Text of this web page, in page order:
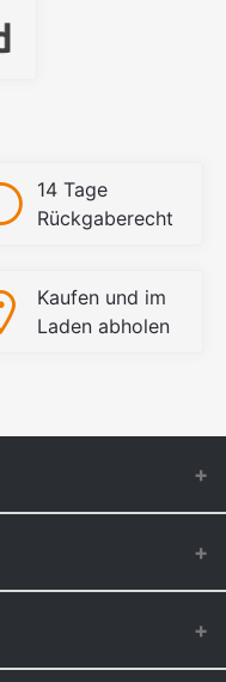
14 Tage
Rückgaberecht
Kaufen und im
Laden abholen